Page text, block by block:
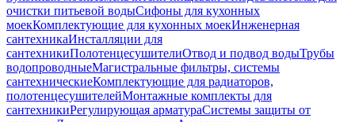
очистки питьевой водыСифоны для кухонных
моекКомплектующие для кухонных моекИнженерная
сантехникаИнсталляции для
сантехникиПолотенцесушителиОтвод и подвод водыТрубы
водопроводныеМагистральные фильтры, системы
сантехническиеКомплектующие для радиаторов,
полотенцесушителейМонтажные комплекты для
сантехникиРегулирующая арматураСистемы защиты от